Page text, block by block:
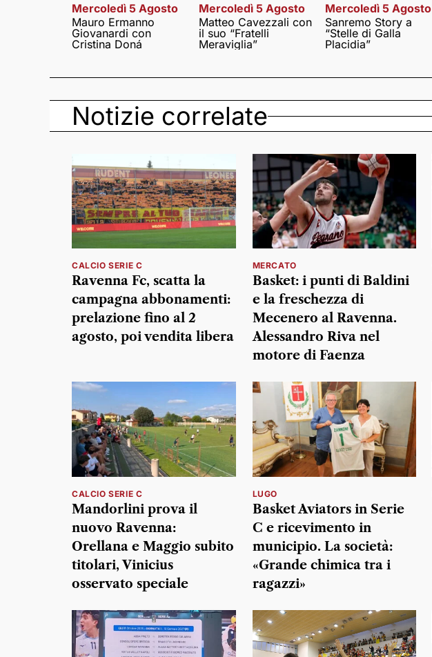
Mercoledì 5 Agosto
Mauro Ermanno
Giovanardi con
Cristina Doná
Mercoledì 5 Agosto
Matteo Cavezzali con
il suo “Fratelli
Meraviglia”
Mercoledì 5 Agosto
Sanremo Story a
“Stelle di Galla
Placidia”
Notizie correlate
CALCIO SERIE C
Ravenna Fc, scatta la
campagna abbonamenti:
prelazione fino al 2
agosto, poi vendita libera
MERCATO
Basket: i punti di Baldini
e la freschezza di
Mecenero al Ravenna.
Alessandro Riva nel
motore di Faenza
CALCIO SERIE C
Mandorlini prova il
nuovo Ravenna:
Orellana e Maggio subito
titolari, Vinicius
osservato speciale
LUGO
Basket Aviators in Serie
C e ricevimento in
municipio. La società:
«Grande chimica tra i
ragazzi»